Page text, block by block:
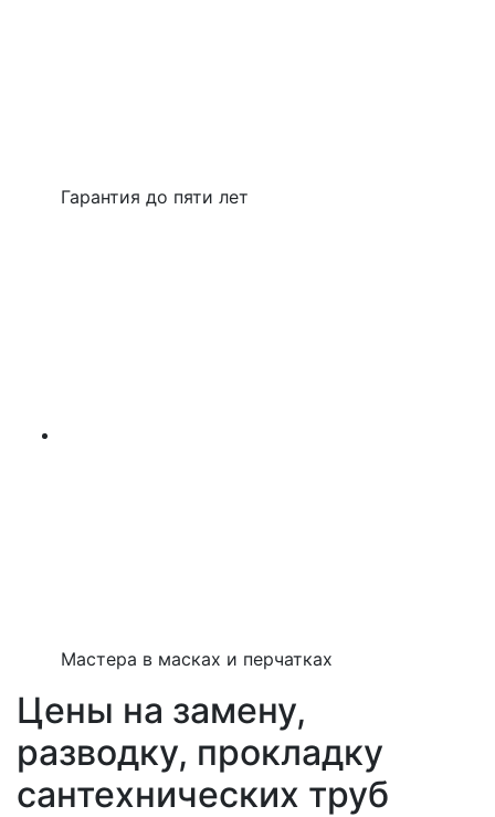
Гарантия до пяти лет
Мастера в масках и перчатках
Цены на замену,
разводку, прокладку
сантехнических труб